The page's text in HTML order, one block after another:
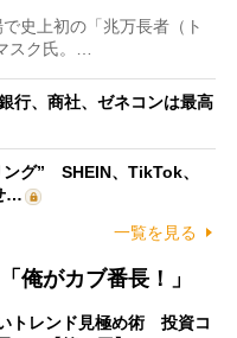
史上初の「兆万長者（ト
スク氏。…
行、商社、ゼネコンは最高
グ” SHEIN、TikTok、
…
一覧を見る
俺がカブ番長！」
トレンド見極め術 投資コ